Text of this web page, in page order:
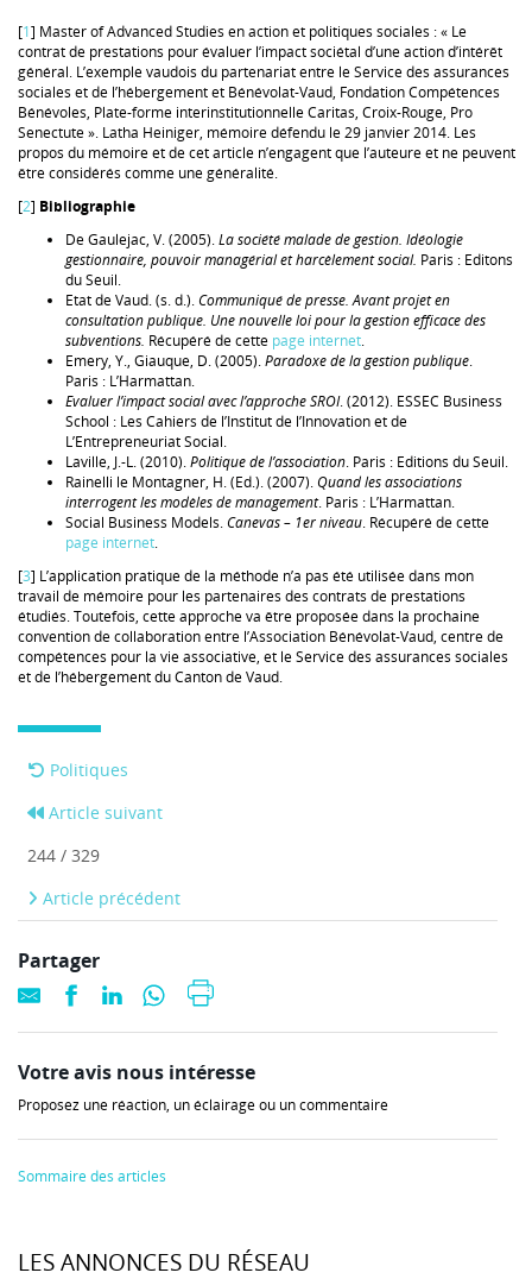
[1] Master of Advanced Studies en action et politiques sociales : « Le
contrat de prestations pour évaluer l’impact sociétal d’une action d’intérêt
général. L’exemple vaudois du partenariat entre le Service des assurances
sociales et de l’hébergement et Bénévolat-Vaud, Fondation Compétences
Bénévoles, Plate-forme interinstitutionnelle Caritas, Croix-Rouge, Pro
Senectute ». Latha Heiniger, mémoire défendu le 29 janvier 2014. Les
propos du mémoire et de cet article n’engagent que l’auteure et ne peuvent
être considérés comme une généralité.
[2] Bibliographie
De Gaulejac, V. (2005).La société malade de gestion. Idéologie
gestionnaire, pouvoir managérial et harcèlement social. Paris : Editons
du Seuil.
Etat de Vaud. (s. d.).Communiqué de presse. Avant projet en
consultation publique. Une nouvelle loi pour la gestion efficace des
subventions. Récupéré de cette page internet.
Emery, Y., Giauque, D. (2005).Paradoxe de la gestion publique.
Paris : L’Harmattan.
Evaluer l’impact social avec l’approche SROI. (2012). ESSEC Business
School : Les Cahiers de l’Institut de l’Innovation et de
L’Entrepreneuriat Social.
Laville, J.-L. (2010).Politique de l’association. Paris : Editions du Seuil.
Rainelli le Montagner, H. (Ed.). (2007).Quand les associations
interrogent les modèles de management. Paris : L’Harmattan.
Social Business Models.Canevas – 1er niveau. Récupéré de cette
page internet.
[3] L’application pratique de la méthode n’a pas été utilisée dans mon
travail de mémoire pour les partenaires des contrats de prestations
étudiés. Toutefois, cette approche va être proposée dans la prochaine
convention de collaboration entre l’Association Bénévolat-Vaud, centre de
compétences pour la vie associative, et le Service des assurances sociales
et de l’hébergement du Canton de Vaud.
Politiques
Article suivant
244 / 329
Article précédent
Partager
Votre avis nous intéresse
Proposez une réaction, un éclairage ou un commentaire
Sommaire des articles
LES ANNONCES DU RÉSEAU